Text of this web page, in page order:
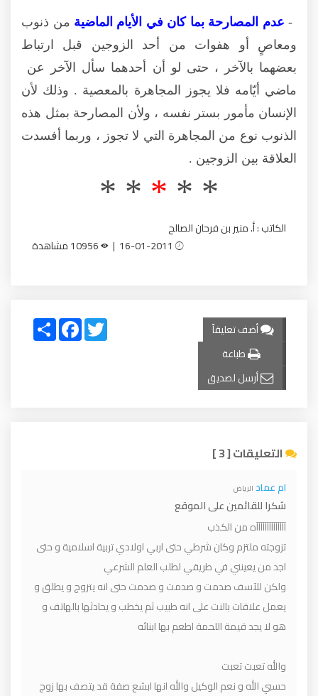
- عدم المصارحة بما كان في الأيام الماضية من ذنوب
ومعاصٍ أو هفوات من أحد الزوجين قبل ارتباط
بعضهما بالآخر ، حتى لو أن أحدهما سأل الآخر عن
ماضي أيّامه فلا يجوز المجاهرة بالمعصية . وذلك لأن
الإنسان مأمور بستر نفسه ، ولأن المصارحة بمثل هذه
الذنوب نوع من المجاهرة التي لا تجوز ، وربما أفسدت
العلاقة بين الزوجين .
* *
*
* *
الكاتب : أ. منير بن فرحان الصالح
أضف تعليقاً
طباعة
أرسل لصديق
Share
FacebookTwitter
التعليقات [ 3 ]
ام عماد الرياض
شكرا للقائمين على الموقع
آآآآآآآآآآآآآآه من الكذب
تزوجته ملتزم وكان شرطي حتى اربي اولادي تربية اسلامية و حتى
اجد من يعينني في طريقي لطلب العلم الشرعي
ولكن للآسف صدمت و صدمت و صدمت حتى انه يتزوج و يطلق و
يعمل علاقات بالنت على انه طبيب ثم يخطب و يحادثها بالهاتف و
هو لا يجد قيمة اللحمة اطعم بها ابنائه
والله تعبت تعبت
حسبي الله و نعم الوكيل والله انها ابشع صفة قد يتصف بها زوج